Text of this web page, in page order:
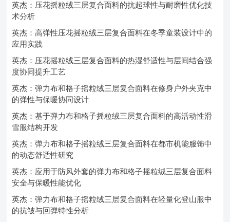
英杰：压花摇粒绒三层复合面料的抗起球性与耐磨性优化技
术分析
英杰：高弹性压花摇粒绒三层复合面料在冬季童装设计中的
应用实践
英杰：压花摇粒绒三层复合面料的热湿舒适性与层间结合强
度协同提升工艺
英杰：弹力布和格子摇粒绒三层复合面料在修身户外夹克中
的弹性与保暖协同设计
英杰：基于弹力布和格子摇粒绒三层复合面料的高活动性滑
雪服结构开发
英杰：弹力布和格子摇粒绒三层复合面料在都市机能服饰中
的动态舒适性研究
英杰：应用于防风外套的弹力布和格子摇粒绒三层复合面料
安全与保暖性能优化
英杰：弹力布和格子摇粒绒三层复合面料在轻量化登山服中
的抗皱与回弹特性分析